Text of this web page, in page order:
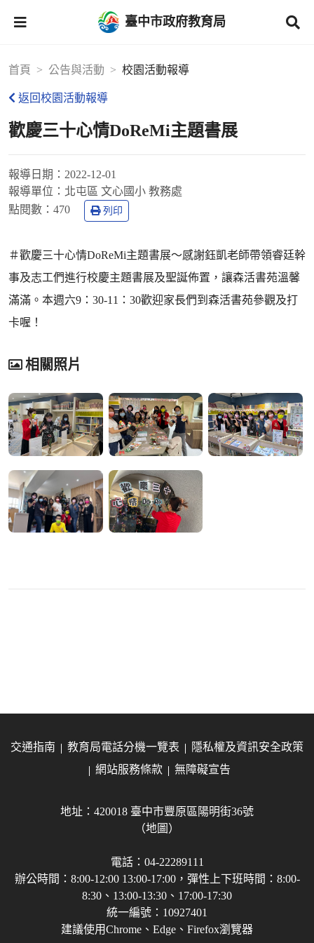
臺中市政府教育局
首頁 公告與活動 校園活動報導
返回校園活動報導
歡慶三十心情DoReMi主題書展
報導日期： 2022-12-01
報導單位： 北屯區 文心國小 教務處
點閱數： 470 列印
＃歡慶三十心情DoReMi主題書展～感謝鈺凱老師帶領睿廷幹
事及志工們進行校慶主題書展及聖誕佈置，讓森活書苑溫馨
滿滿。本週六9：30-11：30歡迎家長們到森活書苑參觀及打
卡喔！
相關照片
交通指南 教育局電話分機一覽表
隱私權及資訊安全政策
網站服務條款
無障礙宣告
地址：420018 臺中市豐原區陽明街36號
（地圖）
電話：04-22289111
辦公時間：8:00-12:00 13:00-17:00，彈性上下班時間：8:00-
8:30、13:00-13:30、17:00-17:30
統一編號：10927401
建議使用Chrome、Edge、Firefox瀏覽器